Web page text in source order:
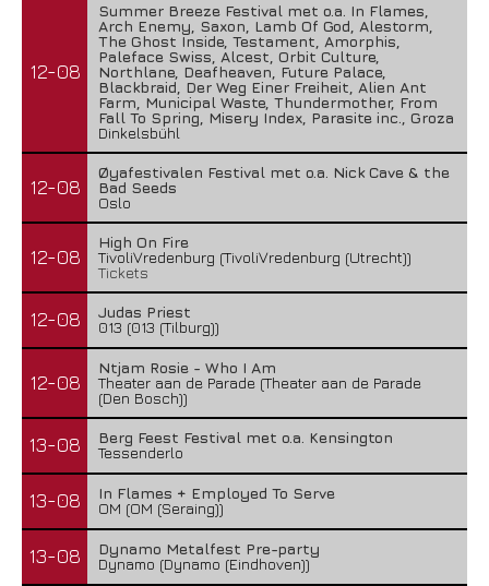
12-08
Summer Breeze Festival met o.a. In Flames,
Arch Enemy, Saxon, Lamb Of God, Alestorm,
The Ghost Inside, Testament, Amorphis,
Paleface Swiss, Alcest, Orbit Culture,
Northlane, Deafheaven, Future Palace,
Blackbraid, Der Weg Einer Freiheit, Alien Ant
Farm, Municipal Waste, Thundermother, From
Fall To Spring, Misery Index, Parasite inc., Groza
Dinkelsbühl
12-08
Øyafestivalen Festival met o.a. Nick Cave & the
Bad Seeds
Oslo
12-08
High On Fire
TivoliVredenburg (TivoliVredenburg (Utrecht))
Tickets
12-08
Judas Priest
013 (013 (Tilburg))
12-08
Ntjam Rosie - Who I Am
Theater aan de Parade (Theater aan de Parade
(Den Bosch))
13-08
Berg Feest Festival met o.a. Kensington
Tessenderlo
13-08
In Flames + Employed To Serve
OM (OM (Seraing))
13-08
Dynamo Metalfest Pre-party
Dynamo (Dynamo (Eindhoven))